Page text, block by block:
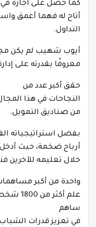
كما حصل على اجازة في
أتاح له فهما أعمق
التداول.
أيوب شهيب لم يكن
معروفًا بقدرته على
حقق أكبر عدد من
النجاحات في هذا
من صناديق التمويل.
بفضل استراتيجياته
خلال تعليمه للآخرين
واحدة من أكبر
علم
ساهم
في تعزيز قدرات